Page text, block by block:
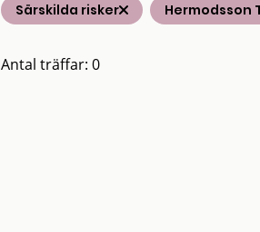
Särskilda risker Hermodsson
Antal träffar: 0